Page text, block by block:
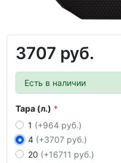
3707 руб.
Есть в наличии
Тара (л.)
1 (+964 руб.)
4 (+3707 руб.)
20 (+16711 руб.)